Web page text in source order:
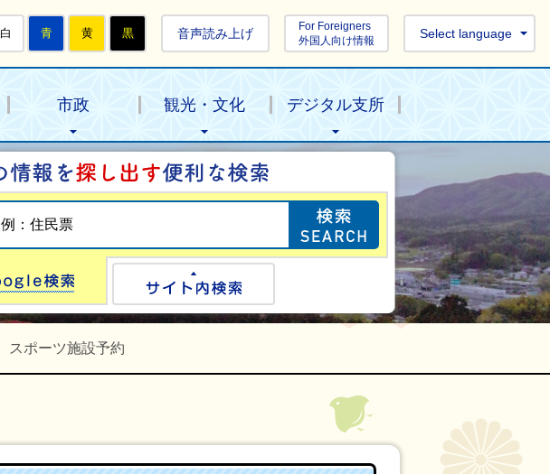
白 青 黄 黒 音声読み上げ
For Foreigners
外国人向け情報
Select language
市政 観光・文化 デジタル支所
目的の情報を探
Google検索
スポーツ施設予約